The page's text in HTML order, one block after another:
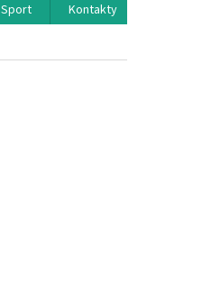
Sport
Kontakty